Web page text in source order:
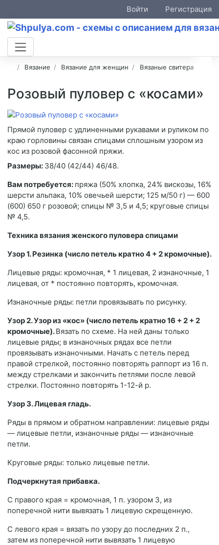
Войти Регистрация
Вязание Вязание для женщин Вязаные свитера
Розовый пуловер с «косами»
Прямой пуловер с удлиненными рукавами и руликом по
краю горловины связан спицами сплошным узором из
кос из розовой фасонной пряжи.
Размеры: 38/40 (42/44) 46/48.
Вам потребуется: пряжа (50% хлопка, 24% вискозы, 16%
шерсти альпака, 10% овечьей шерсти; 125 м/50 г) — 600
(600) 650 г розовой; спицы № 3,5 и 4,5; круговые спицы
№ 4,5.
Техника вязания женского пуловера спицами
Узор 1. Резинка (число петель кратно 4 + 2 кромочные).
Лицевые ряды: кромочная, * 1 лицевая, 2 изнаночные, 1
лицевая, от * постоянно повторять, кромочная.
Изнаночные ряды: петли провязывать по рисунку.
Узор 2. Узор из «кос» (число петель кратно 16 + 2 + 2
кромочные).Вязать по схеме. На ней даны только
лицевые ряды; в изнаночных рядах все петли
провязывать изнаночными. Начать с петель перед
правой стрелкой, постоянно повторять раппорт из 16 п.
между стрелками и закончить петлями после левой
стрелки. Постоянно повторять 1-12-й р.
Узор 3. Лицевая гладь.
Ряды в прямом и обратном направлении: лицевые ряды
— лицевые петли, изнаночные ряды — изнаночные
петли.
Круговые ряды: только лицевые петли.
Подчеркнутая прибавка.
С правого края = кромочная, 1 п. узором 3, из
поперечной нити вывязать 1 лицевую скрещенную.
С левого края = вязать по узору до последних 2 п.,
затем из поперечной нити вывязать 1 лицевую